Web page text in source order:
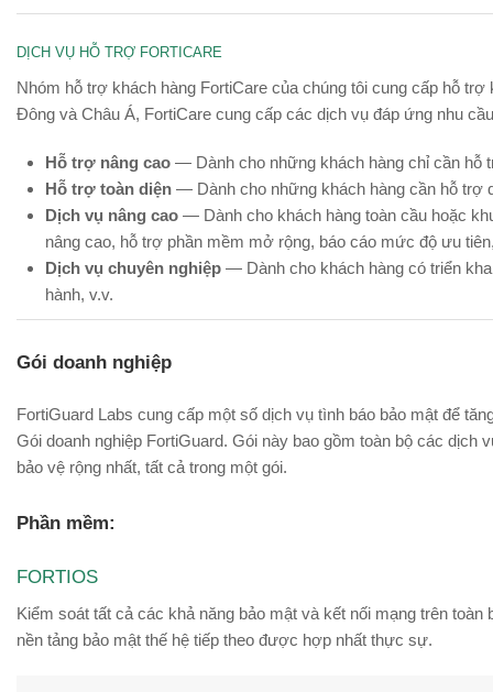
DỊCH VỤ HỖ TRỢ FORTICARE
Nhóm hỗ trợ khách hàng FortiCare của chúng tôi cung cấp hỗ
Đông và Châu Á, FortiCare cung cấp các dịch vụ đáp ứng nhu
Hỗ trợ nâng cao — Dành cho những khách hàng chỉ cần hỗ
Hỗ trợ toàn diện — Dành cho những khách hàng cần hỗ trợ
Dịch vụ nâng cao — Dành cho khách hàng toàn cầu hoặc
nâng cao, hỗ trợ phần mềm mở rộng, báo cáo mức độ ưu
Dịch vụ chuyên nghiệp — Dành cho khách hàng có triển
hành, v.v.
Gói doanh nghiệp
FortiGuard Labs cung cấp một số dịch vụ tình báo bảo mật để
Gói doanh nghiệp FortiGuard. Gói này bao gồm toàn bộ các
bảo vệ rộng nhất, tất cả trong một gói.
Phần mềm:
FORTIOS
Kiểm soát tất cả các khả năng bảo mật và kết nối mạng trên
nền tảng bảo mật thế hệ tiếp theo được hợp nhất thực sự.